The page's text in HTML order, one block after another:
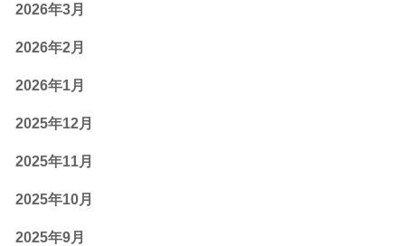
2026年3月
2026年2月
2026年1月
2025年12月
2025年11月
2025年10月
2025年9月